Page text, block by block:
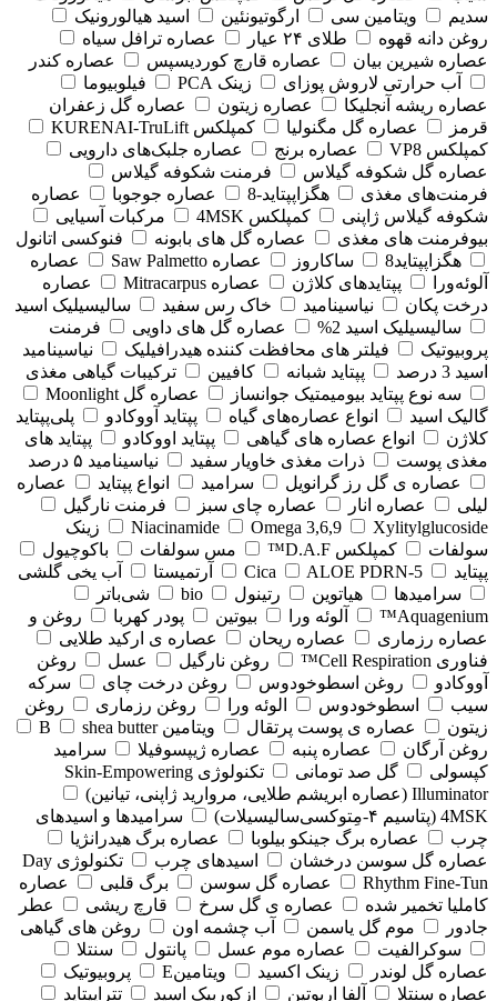
سدیم
ویتامین سی ارگوتیونئین
اسید هیالورونیک
روغن دانه قهوه
طلای ۲۴ عیار
عصاره ترافل سیاه
عصاره شیرین بیان
عصاره قارچ کوردیسپس
عصاره کندر
آب حرارتی لاروش پوزای
زینک PCA
فیلوبیوما
عصاره ریشه آنجلیکا
عصاره زیتون
عصاره گل زعفران
قرمز
عصاره گل مگنولیا
کمپلکس KURENAI-TruLift
کمپلکس VP8
عصاره برنج
عصاره جلبک‌های دارویی
عصاره گل شکوفه گیلاس
فرمنت شکوفه گیلاس
فرمنت‌های مغذی
هگزاپپتاید-8 عصاره جوجوبا
عصاره
شکوفه گیلاس ژاپنی
کمپلکس 4MSK
مرکبات آسیایی
بیوفرمنت های مغذی
عصاره گل های بابونه
فنوکسی اتانول
هگزاپپتاید8
ساکاروز عصاره Saw Palmetto
عصاره
آلوئه‌ورا
پپتایدهای کلاژن عصاره Mitracarpus
عصاره
درخت پکان
نیاسینامید خاک رس سفید
سالیسیلیک اسید
سالیسیلیک اسید 2%
عصاره گل های داویی
فرمنت
پروبیوتیک
فیلتر های محافظت کننده هیدرافیلیک
نیاسینامید
اسید 3 درصد
پپتاید شبانه کافیین
ترکیبات گیاهی مغذی
سه نوع پپتاید بیومیمتیک جوانساز
عصاره گل Moonlight
گالیک اسید
انواع عصاره‌های گیاه پپتاید آووکادو
پلی‌پپتاید
کلاژن
انواع عصاره های گیاهی پپتاید اووکادو
پپتاید های
مغذی پوست
ذرات مغذی خاویار سفید
نیاسینامید ۵ درصد
عصاره ی گل رز گرانویل
سرامید انواع پپتاید
عصاره
لیلی
عصاره انار عصاره چای سبز
فرمنت نارگیل
Niacinamide
Omega 3,6,9 Xylitylglucoside
زینک
سولفات
کمپلکس D.A.F™ مس سولفات
باکوچیول
پپتاید
5-Cica
ALOE PDRN آرتمیستا
آب یخی گلشی
سرامیدها
هیاتوین رتینول bio
شی‌باتر
Aquagenium™
آلوئه ورا بیوتین پودر کهربا
روغن و
عصاره رزماری
عصاره ریحان
عصاره ی ارکید طلایی
فناوری Cell Respiration™
روغن نارگیل عسل
روغن
آووکادو
روغن اسطوخودوس روغن درخت چای
سرکه
سیب
اسطوخودوس الوئه ورا روغن رزماری
روغن
زیتون
عصاره ی پوست پرتقال ویتامین Bshea butter
روغن آرگان
عصاره پنبه عصاره ژیپسوفیلا
سرامید
کپسولی
گل صد تومانی
تکنولوژی Skin-Empowering
Illuminator (عصاره ابریشم طلایی، مروارید ژاپنی، تیانین)
4MSK (پتاسیم ۴‑مِتوکسی‌سالیسیلات)
سرامیدها و اسیدهای
چرب
عصاره برگ جینکو بیلوبا
عصاره برگ هیدرانژیا
عصاره گل سوسن درخشان
اسیدهای چرب
تکنولوژی Day
Rhythm Fine‑Tun
عصاره گل سوسن برگ قلبی
عصاره
کاملیا تخمیر شده
عصاره ی گل سرخ قارچ ریشی
عطر
جادور
موم گل یاسمن آب چشمه اون
روغن های گیاهی
سوکرالفیت
عصاره موم عسل پانتول
سنتلا
عصاره گل لوندر
زینک اکسید ویتامینE
پروبیوتیک
عصاره سنتلا
آلفا اربوتین ازکوربیک اسید تتراپپتاید